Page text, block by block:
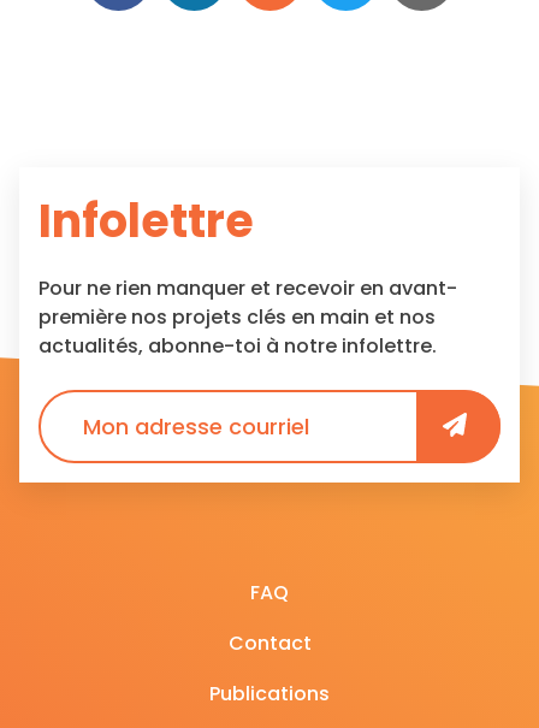
Infolettre
Pour ne rien manquer et recevoir en avant-
première nos projets clés en main et nos
actualités, abonne-toi à notre infolettre.
FAQ
Contact
Publications